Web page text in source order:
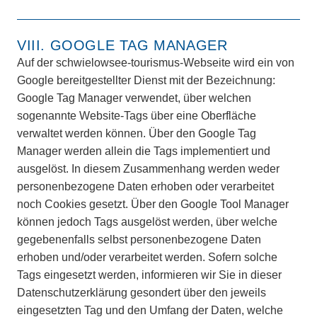
VIII. GOOGLE TAG MANAGER
Auf der schwielowsee-tourismus-Webseite wird ein von
Google bereitgestellter Dienst mit der Bezeichnung:
Google Tag Manager verwendet, über welchen
sogenannte Website-Tags über eine Oberfläche
verwaltet werden können. Über den Google Tag
Manager werden allein die Tags implementiert und
ausgelöst. In diesem Zusammenhang werden weder
personenbezogene Daten erhoben oder verarbeitet
noch Cookies gesetzt. Über den Google Tool Manager
können jedoch Tags ausgelöst werden, über welche
gegebenenfalls selbst personenbezogene Daten
erhoben und/oder verarbeitet werden. Sofern solche
Tags eingesetzt werden, informieren wir Sie in dieser
Datenschutzerklärung gesondert über den jeweils
eingesetzten Tag und den Umfang der Daten, welche